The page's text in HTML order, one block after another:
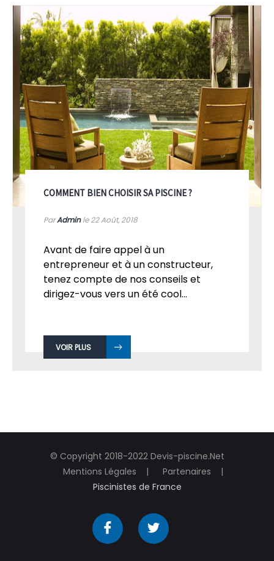
COMMENT BIEN CHOISIR SA PISCINE ?
ParAdminle 22Août, 2018
Avant de faire appel à un
entrepreneur et à un constructeur,
tenez compte de nos conseils et
dirigez-vous vers un été cool...
VOIR PLUS
© Copyright 2018-2022 Devis-piscine.Net
Mentions Légales
Partenaires
Piscinistes de France